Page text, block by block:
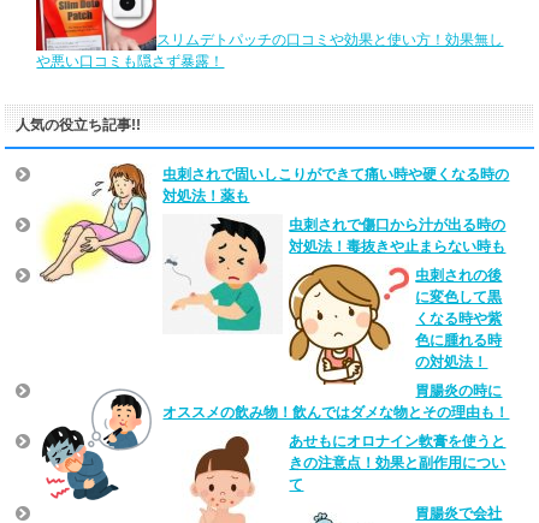
スリムデトパッチの口コミや効果と使い方！効果無し
や悪い口コミも隠さず暴露！
人気の役立ち記事!!
虫刺されで固いしこりができて痛い時や硬くなる時の
対処法！薬も
虫刺されで傷口から汁が出る時の
対処法！毒抜きや止まらない時も
虫刺されの後
に変色して黒
くなる時や紫
色に腫れる時
の対処法！
胃腸炎の時に
オススメの飲み物！飲んではダメな物とその理由も！
あせもにオロナイン軟膏を使うと
きの注意点！効果と副作用につい
て
胃腸炎で会社